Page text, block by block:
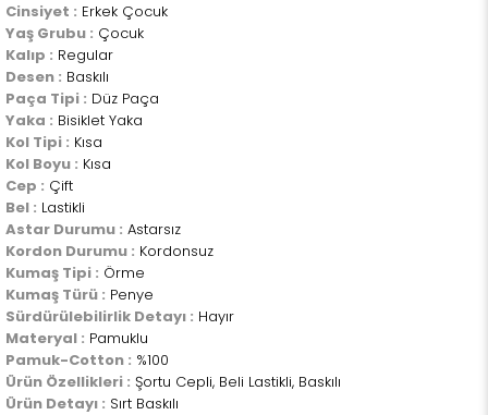
Cinsiyet : Erkek Çocuk
Yaş Grubu : Çocuk
Kalıp : Regular
Desen : Baskılı
Paça Tipi : Düz Paça
Yaka : Bisiklet Yaka
Kol Tipi : Kısa
Kol Boyu : Kısa
Cep : Çift
Bel : Lastikli
Astar Durumu : Astarsız
Kordon Durumu : Kordonsuz
Kumaş Tipi : Örme
Kumaş Türü : Penye
Sürdürülebilirlik Detayı : Hayır
Materyal : Pamuklu
Pamuk-Cotton : %100
Ürün Özellikleri : Şortu Cepli, Beli Lastikli, Baskılı
Ürün Detayı : Sırt Baskılı